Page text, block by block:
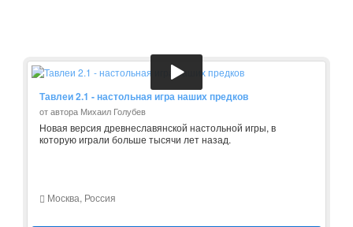
Тавлеи 2.1 - настольная игра наших предков
от автора Михаил Голубев
Новая версия древнеславянской настольной игры, в
которую играли больше тысячи лет назад.
Москва, Россия